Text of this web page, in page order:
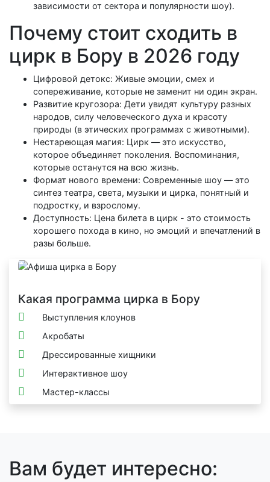
зависимости от сектора и популярности шоу).
Почему стоит сходить в
цирк в Бору в 2026 году
Цифровой детокс: Живые эмоции, смех и
сопереживание, которые не заменит ни один экран.
Развитие кругозора: Дети увидят культуру разных
народов, силу человеческого духа и красоту
природы (в этических программах с животными).
Нестареющая магия: Цирк — это искусство,
которое объединяет поколения. Воспоминания,
которые останутся на всю жизнь.
Формат нового времени: Современные шоу — это
синтез театра, света, музыки и цирка, понятный и
подростку, и взрослому.
Доступность: Цена билета в цирк - это стоимость
хорошего похода в кино, но эмоций и впечатлений в
разы больше.
Какая программа цирка в Бору
Выступления клоунов
Акробаты
Дрессированные хищники
Интерактивное шоу
Мастер-классы
Вам будет интересно: